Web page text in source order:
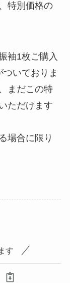
特別価格の
袖1枚ご購入
いておりま
まだこの特
ただけます
場合に限り
す